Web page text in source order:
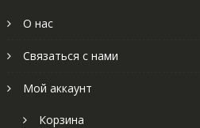
О нас
Связаться с нами
Мой аккаунт
Корзина